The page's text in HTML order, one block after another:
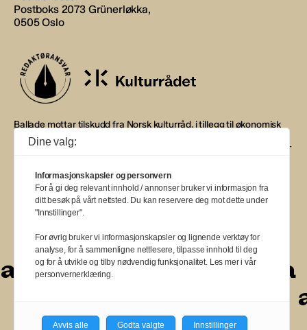
Postboks 2073 Grünerløkka,
0505 Oslo
Ballade mottar tilskudd fra Norsk kulturråd, i tillegg til økonomisk
støtte fra eierne NOPA, Norsk komponistforening og
Musikkforleggerne. Ballade drives etter Redaktør- og Vær Varsom-
BALLADE — NORGES MUSIKKMAGASIN
aaa
aa
aa
a
Dine valg:
Informasjonskapsler og personvern
For å gi deg relevant innhold / annonser bruker vi informasjon fra
ditt besøk på vårt nettsted. Du kan reservere deg mot dette under
"Innstillinger".
For øvrig bruker vi informasjonskapsler og lignende verktøy for
analyse, for å sammenligne nettlesere, tilpasse innhold til deg
og for å utvikle og tilby nødvendig funksjonalitet. Les mer i vår
personvernerklæring.
Avvis alle Godta valgte Innstillinger